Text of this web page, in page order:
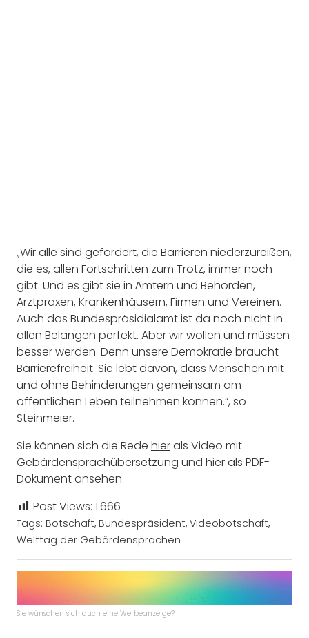
„Wir alle sind gefordert, die Barrieren niederzureißen,
die es, allen Fortschritten zum Trotz, immer noch
gibt. Und es gibt sie in Ämtern und Behörden,
Arztpraxen, Krankenhäusern, Firmen und Vereinen.
Auch das Bundespräsidialamt ist da noch nicht in
allen Belangen perfekt. Aber wir wollen und müssen
besser werden. Denn unsere Demokratie braucht
Barrierefreiheit. Sie lebt davon, dass Menschen mit
und ohne Behinderungen gemeinsam am
öffentlichen Leben teilnehmen können.“, so
Steinmeier.
Sie können sich die Rede hierals Video mit
Gebärdensprachübersetzung und hierals PDF-
Dokument ansehen.
Post Views: 1.666
Tags: Botschaft, Bundespräsident, Videobotschaft,
Welttag der Gebärdensprachen
Sie wünschen sich auch eine Werbeanzeige?